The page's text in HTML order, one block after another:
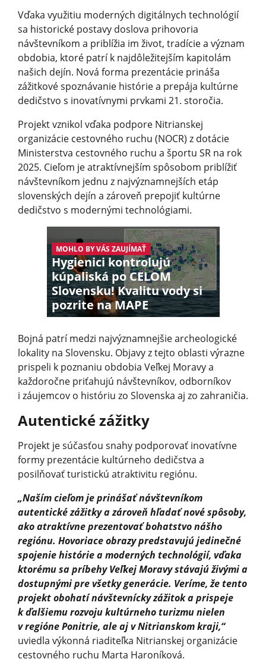
Vďaka využitiu moderných digitálnych technológií
sa historické postavy doslova prihovoria
návštevníkom a priblížia im život, tradície a význam
obdobia, ktoré patrí k najdôležitejším kapitolám
našich dejín. Nová forma prezentácie prináša
zážitkové spoznávanie histórie a prepája kultúrne
dedičstvo s inovatívnymi prvkami 21. storočia.
Projekt vznikol vďaka podpore Nitrianskej
organizácie cestovného ruchu (NOCR) z dotácie
Ministerstva cestovného ruchu a športu SR na rok
2025. Cieľom je atraktívnejším spôsobom priblížiť
návštevníkom jednu z najvýznamnejších etáp
slovenských dejín a zároveň prepojiť kultúrne
dedičstvo s modernými technológiami.
MOHLO BY VÁS ZAUJÍMAŤ
Hygienici kontrolujú
kúpaliská po CELOM
Slovensku! Kvalitu vody si
pozrite na MAPE
Bojná patrí medzi najvýznamnejšie archeologické
lokality na Slovensku. Objavy z tejto oblasti výrazne
prispeli k poznaniu obdobia Veľkej Moravy a
každoročne priťahujú návštevníkov, odborníkov
i záujemcov o históriu zo Slovenska aj zo zahraničia.
Autentické zážitky
Projekt je súčasťou snahy podporovať inovatívne
formy prezentácie kultúrneho dedičstva a
posilňovať turistickú atraktivitu regiónu.
„Naším cieľom je prinášať návštevníkom
autentické zážitky a zároveň hľadať nové spôsoby,
ako atraktívne prezentovať bohatstvo nášho
regiónu. Hovoriace obrazy predstavujú jedinečné
spojenie histórie a moderných technológií, vďaka
ktorému sa príbehy Veľkej Moravy stávajú živými a
dostupnými pre všetky generácie. Veríme, že tento
projekt obohatí návštevnícky zážitok a prispeje
k ďalšiemu rozvoju kultúrneho turizmu nielen
v regióne Ponitrie, ale aj v Nitrianskom kraji,“
uviedla výkonná riaditeľka Nitrianskej organizácie
cestovného ruchu Marta Haroníková.